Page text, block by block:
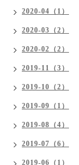
2020-04（1）
2020-03（2）
2020-02（2）
2019-11（3）
2019-10（2）
2019-09（1）
2019-08（4）
2019-07（6）
2019-06（1）